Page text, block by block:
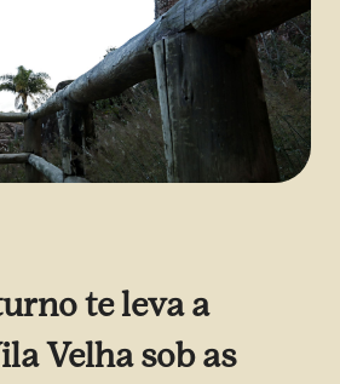
te leva a
Velha sob as